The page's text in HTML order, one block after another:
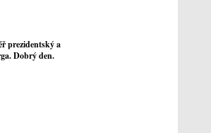
prezidentský a
Dobrý den.